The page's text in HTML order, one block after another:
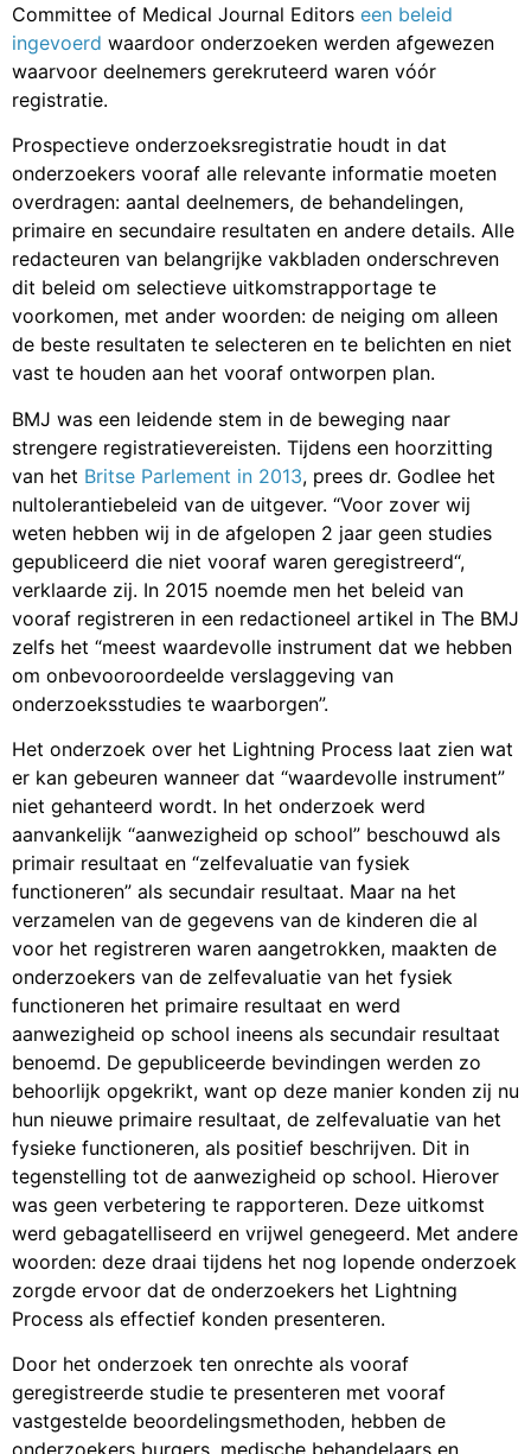
Committee of Medical Journal Editors een beleid
ingevoerd waardoor onderzoeken werden afgewezen
waarvoor deelnemers gerekruteerd waren vóór
registratie.
Prospectieve onderzoeksregistratie houdt in dat
onderzoekers vooraf alle relevante informatie moeten
overdragen: aantal deelnemers, de behandelingen,
primaire en secundaire resultaten en andere details. Alle
redacteuren van belangrijke vakbladen onderschreven
dit beleid om selectieve uitkomstrapportage te
voorkomen, met ander woorden: de neiging om alleen
de beste resultaten te selecteren en te belichten en niet
vast te houden aan het vooraf ontworpen plan.
BMJ was een leidende stem in de beweging naar
strengere registratievereisten. Tijdens een hoorzitting
van het Britse Parlement in 2013, prees dr. Godlee het
nultolerantiebeleid van de uitgever. “Voor zover wij
weten hebben wij in de afgelopen 2 jaar geen studies
gepubliceerd die niet vooraf waren geregistreerd“,
verklaarde zij. In 2015 noemde men het beleid van
vooraf registreren in een redactioneel artikel in The BMJ
zelfs het “meest waardevolle instrument dat we hebben
om onbevooroordeelde verslaggeving van
onderzoeksstudies te waarborgen”.
Het onderzoek over het Lightning Process laat zien wat
er kan gebeuren wanneer dat “waardevolle instrument”
niet gehanteerd wordt. In het onderzoek werd
aanvankelijk “aanwezigheid op school” beschouwd als
primair resultaat en “zelfevaluatie van fysiek
functioneren” als secundair resultaat. Maar na het
verzamelen van de gegevens van de kinderen die al
voor het registreren waren aangetrokken, maakten de
onderzoekers van de zelfevaluatie van het fysiek
functioneren het primaire resultaat en werd
aanwezigheid op school ineens als secundair resultaat
benoemd. De gepubliceerde bevindingen werden zo
behoorlijk opgekrikt, want op deze manier konden zij nu
hun nieuwe primaire resultaat, de zelfevaluatie van het
fysieke functioneren, als positief beschrijven. Dit in
tegenstelling tot de aanwezigheid op school. Hierover
was geen verbetering te rapporteren. Deze uitkomst
werd gebagatelliseerd en vrijwel genegeerd. Met andere
woorden: deze draai tijdens het nog lopende onderzoek
zorgde ervoor dat de onderzoekers het Lightning
Process als effectief konden presenteren.
Door het onderzoek ten onrechte als vooraf
geregistreerde studie te presenteren met vooraf
vastgestelde beoordelingsmethoden, hebben de